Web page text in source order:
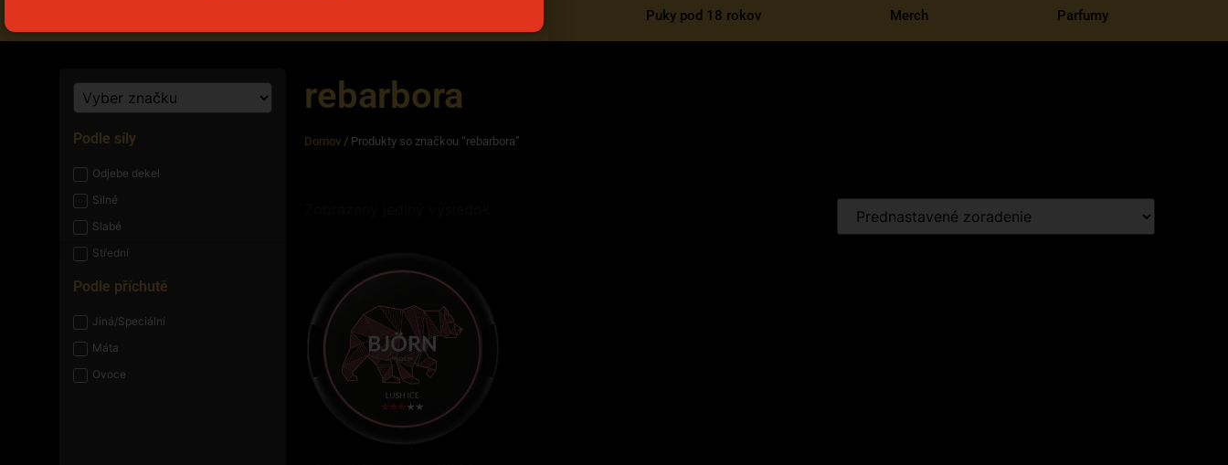
Puky pod 18 rokov Merch Parfumy
Podle síly
Odjebe dekel
Silné
Slabé
Střední
Podle příchutě
Jiná/Speciální
Máta
Ovoce
rebarbora
Domov / Produkty so značkou “rebarbora”